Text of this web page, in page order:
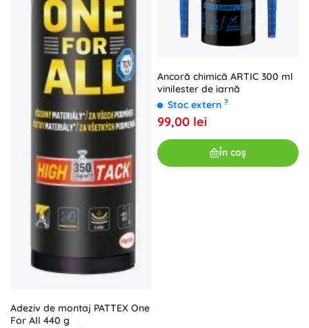
Adeziv de montaj PATTEX One
For All 440 g
Ancoră chimică ARTIC 300 ml
vinilester de iarnă
Stoc extern ?
99,00 lei
În coș